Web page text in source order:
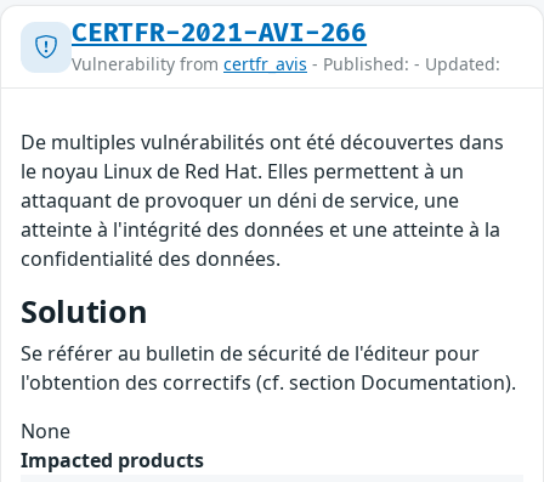
CERTFR-2021-AVI-266
Vulnerability from certfr_avis - Published: - Updated:
De multiples vulnérabilités ont été découvertes dans
le noyau Linux de Red Hat. Elles permettent à un
attaquant de provoquer un déni de service, une
atteinte à l'intégrité des données et une atteinte à la
confidentialité des données.
Solution
Se référer au bulletin de sécurité de l'éditeur pour
l'obtention des correctifs (cf. section Documentation).
None
Impacted products